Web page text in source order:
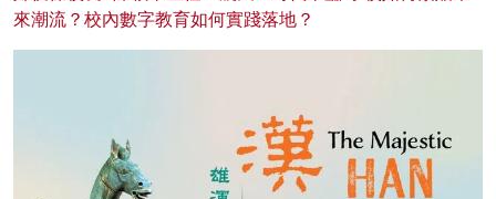
來潮流？校內數字教育如何實踐落地？